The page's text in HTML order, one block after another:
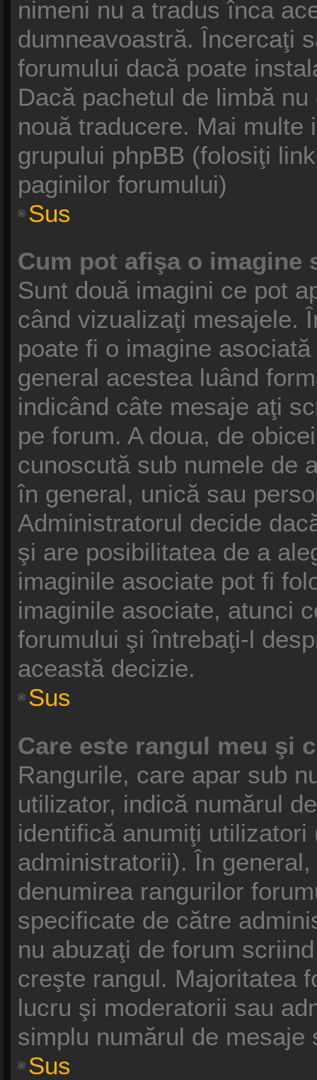
nimeni nu a tradus înca
dumneavoastră. Încercaţi
forumului dacă poate
Dacă pachetul de limbă
nouă traducere. Mai
grupului phpBB (folosiţi
paginilor forumului)
Sus
Cum pot afişa o imagine
Sunt două imagini ce pot
când vizualizaţi mesajele.
poate fi o imagine
general acestea luând
indicând câte mesaje aţi
pe forum. A doua, de
cunoscută sub numele de
în general, unică sau
Administratorul decide
şi are posibilitatea de a
imaginile asociate pot fi
imaginile asociate, atunci
forumului şi întrebaţi-l
această decizie.
Sus
Care este rangul meu şi
Rangurile, care apar sub
utilizator, indică numărul
identifică anumiţi
administratorii). În
denumirea rangurilor
specificate de către
nu abuzaţi de forum
creşte rangul. Majoritatea
lucru şi moderatorii sau
simplu numărul de mesaje
Sus